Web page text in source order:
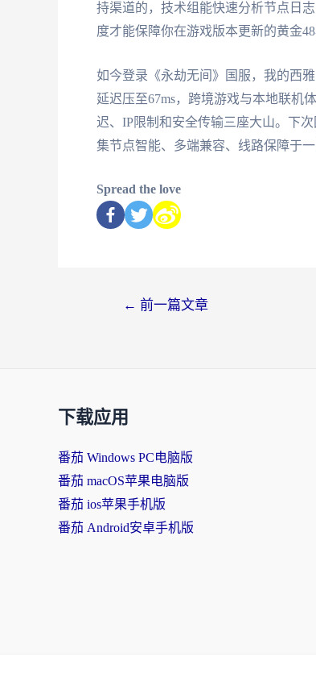
持渠道的，技术组能快速分析节点日
度才能保障你在游戏版本更新的黄金48
如今登录《永劫无间》国服，我的西
延迟压至67ms，跨境游戏与本地联机
迟、IP限制和安全传输三座大山。下
集节点智能、多端兼容、线路保障于
Spread the love
← 前一篇文章
下载应用
番茄 Windows PC电脑版
番茄 macOS苹果电脑版
番茄 ios苹果手机版
番茄 Android安卓手机版